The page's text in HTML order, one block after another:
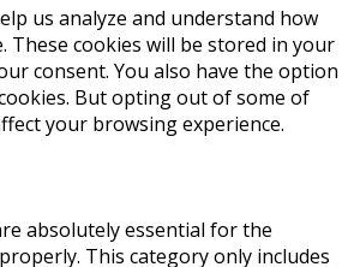
us analyze and understand how
These cookies will be stored in your
consent. You also have the option
But opting out of some of
your browsing experience.
absolutely essential for the
This category only includes